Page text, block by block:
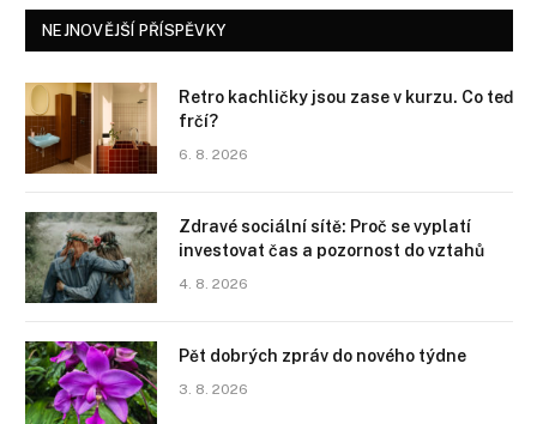
NEJNOVĚJŠÍ PŘÍSPĚVKY
Retro kachličky jsou zase v kurzu. Co teď
frčí?
6. 8. 2026
Zdravé sociální sítě: Proč se vyplatí
investovat čas a pozornost do vztahů
4. 8. 2026
Pět dobrých zpráv do nového týdne
3. 8. 2026